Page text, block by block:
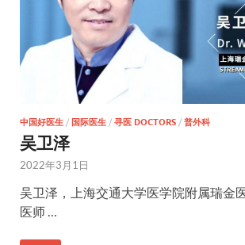
中国好医生 / 国际医生 / 寻医 DOCTORS / 普外科
吴卫泽
2022年3月1日
吴卫泽，上海交通大学医学院附属瑞金
医师 …